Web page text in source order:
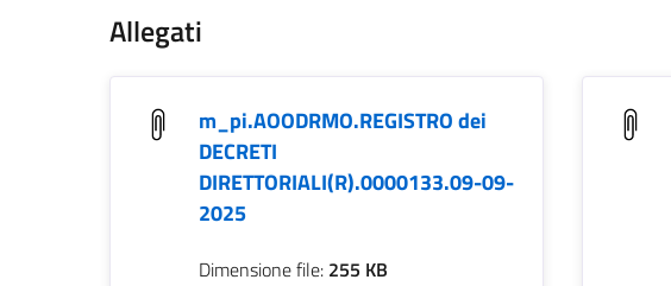
Allegati
m_pi.AOODRMO.REGISTRO dei
DECRETI
DIRETTORIALI(R).0000133.09-09-
2025
Dimensione file: 255 KB